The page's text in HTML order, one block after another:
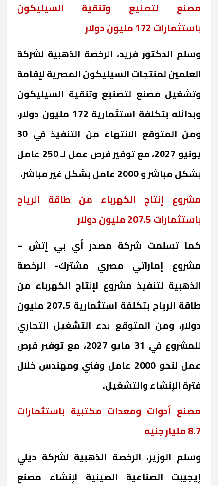
مصنع لتصنيع وتنقية السيليكون
باستثمارات 172 مليون دولار
وسلم الدكتور فريد، الرخصة الذهبية لشركة
العلمين لمنتجات السيليكون المصرية لإقامة
وتشغيل مصنع لتصنيع وتنقية السيليكون
وبدائله بتكلفة استثمارية 172 مليون دولار،
ومن المتوقع الانتهاء من التنفيذ في 30
يونيو 2027، مع توفير فرص عمل لـ 250 عامل
بشكل مباشر و 2000 عامل بشكل غير مباشر
.
مشروع إنتاج الكهرباء من طاقة الرياح
باستثمارات 207.5 مليون دولار
كما تسلمت شركة مصدر أي بي إتش –
مشروع إماراتي مصري مشترك- الرخصة
الذهبية لتنفيذ مشروع لإنتاج الكهرباء من
طاقة الرياح بتكلفة استثمارية 207.5 مليون
دولار، ومن المتوقع بدء التشغيل التجاري
للمشروع في 31 مايو 2027، مع توفير فرص
عمل لنحو 2000 عامل وفني ومهندس خلال
فترة الإنشاء والتشغيل.
مصنع أدوات ومعدات مكتبية باستثمارات
8.7 مليار جنيه
وسلم الوزير، الرخصة الذهبية لشركة ديلي
إيجيبت الصناعية الصينية لإنشاء مصنع